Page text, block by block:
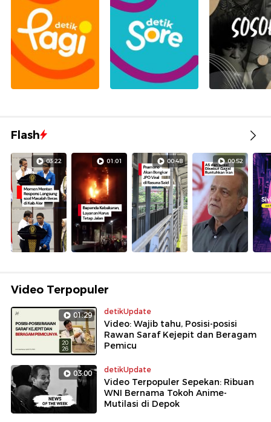
Flash
03:22 01:01 00:48 00:52
Video Terpopuler
01:29 detikUpdate
Video: Wajib tahu, Posisi-posisi
Rawan Saraf Kejepit dan Beragam
Pemicu
03:00 detikUpdate
Video Terpopuler Sepekan: Ribuan
WNI Bernama Tokoh Anime-
Mutilasi di Depok